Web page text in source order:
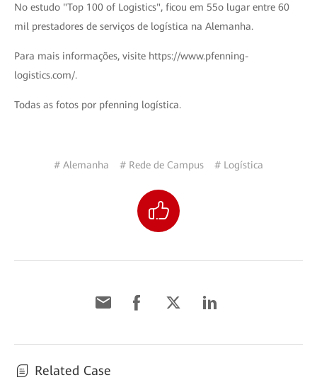
No estudo "Top 100 of Logistics", ficou em 55o lugar entre 60
mil prestadores de serviços de logística na Alemanha.
Para mais informações, visite https://www.pfenning-
logistics.com/.
Todas as fotos por pfenning logística.
# Alemanha # Rede de Campus # Logística
Related Case